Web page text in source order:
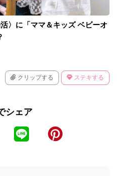
〉に「ママ＆キッズ ベビーオ
クリップする ステキする
シェア